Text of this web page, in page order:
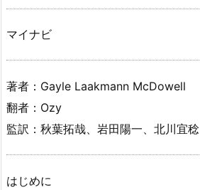
マイナビ
著者：Gayle Laakmann McDowell
翻者：Ozy
監訳：秋葉拓哉、岩田陽一、北川宜稔
はじめに